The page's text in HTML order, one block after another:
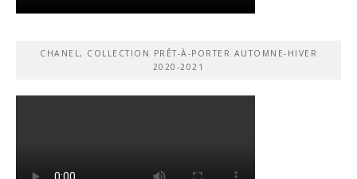
CHANEL, COLLECTION PRÊT-À-PORTER AUTOMNE-HIVER
2020-2021